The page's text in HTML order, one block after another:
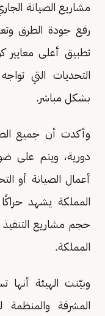
مشاريع الصيانة
رفع جودة الطرق
تطبيق أعلى
التحديات التي
بشكل مباشر.
وأكدت أن جميع
دورية، ويتم على
أعمال الصيانة أو
المملكة يشهد
حجم مشاريع
المملكة.
وبيّنت الهيئة أنها
المشرفة والمنظمة